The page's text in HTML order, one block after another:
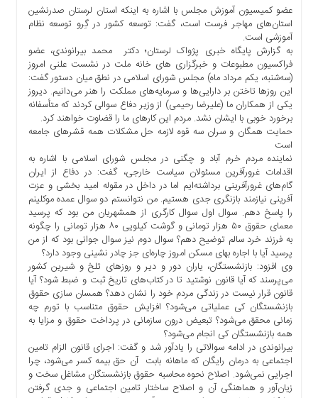
آموزشی
دسترسی
سریع
ارتباط
برگه
نمونه
تعرفه
درباره
اخبار
سایت
ارتباط
برگه
نمونه
تعرفه
درباره
عضو کمیسیون آموزش مجلس با اشاره به اینکه استان لرستان صدرنشین
استان‌های مهاجر فرست است، گفت: توسعه کشور در گِرو توسعه نظام
آموزشی است.
به گزارش پایگاه خبری پژواک لرستان؛ دکتر محمد بیرانوندی، عضو
فراکسیون مطبوعات و خبرگزاری های خانه ملت در نشست علنی امروز
(سه‌شنبه، یکم مرداد ماه) مجلس شورای اسلامی در نطق میان دستور گفت:
این روزها تاختن بر دارایی‌ها و سرمایه‌های مملکت را هنر می‌دانیم. دیروز
یکی از همکاران ما (علیرضا رحیمی) از وزیر دفاع سوالی کردند که متأسفانه
برخورد خوبی با ایشان نشد. مردم این کارهای ما را قضاوت خواهند کرد.
حمایت همگان و سران سه قوه لازمه حل مشکلات همه قشرهای جامعه
است
نماینده مردم خرم آباد و چگنی در مجلس شورای اسلامی با اشاره به
اقدامات غرورآفرین مسئولان سیاست خارجی، گفت: در دفاع از ایران
گام‌های غرورآفرینی برداشته‌ایم اما در داخل در مقوله امید بخشی و عزت‌
آفرینی نیازمند بازنگری جدی هستیم. من نتوانستم دو سوال عمده موکلینم
را پاسخ دهم. سوال اول سوال کارگری از همشهریان من بود که پرسید
معمای حقوق ۵۰ هزار تومانی و گوشت کیلویی ۸۰ هزار تومانی را چگونه
به فرزند خرد سالم توضیح دهم؟ سوال دوم نیز سوال جوانی بود که از من
پرسید آیا با اجاره بهای مسکن امروز چاره‌ای جز چادر نشینی وجود دارد؟
وی افزود: بازنشستگان، یاران دور و دیر و روزهای تلخ و شیرین کشور
می‌پرسند که آیا قانون نوشتید تا در کتاب‌های تاریخ ثبت و ضبط شود؟ آیا
قانون قرار نیست در زندگی مردم خود را نشان دهد؟ همسان سازی حقوق
بازنشستگان کی عملیاتی می‌شود؟ افزایش حقوق متناسب با تورم چه
زمانی محقق می‌شود؟ تبعیض درون سازمانی در پرداخت حقوق و مزایا به
همه بازنشستگان کی انجام می‌شود؟
بیرانوندی در ادامه سوالاتی را یادآور شد و گفت: اجرای قانون الزام تامین
اجتماعی به درمان رایگان که ماهانه بابت آن حق بیمه کسر می‌شود، چرا
اجرایی نمی‌شود. اصلاح نحوه محاسبه حقوق بازنشستگان مشاغل سخت و
زیان‌آور و هماهنگی آن و اصلاح ساختار تامین اجتماعی و جدی گرفتن